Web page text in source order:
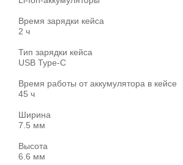
Время зарядки кейса
2 ч
Тип зарядки кейса
USB Type-C
Время работы от аккумулятора в кейсе
45 ч
Ширина
7.5 мм
Высота
6.6 мм